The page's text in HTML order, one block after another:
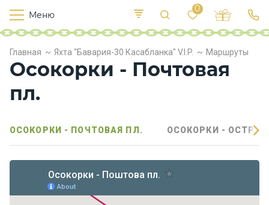
Главная Яхта "Бавария-30 Касабланка" V.I.P. Маршруты
Осокорки - Почтовая
пл.
ОСОКОРКИ - ПОЧТОВАЯ ПЛ. ОСОКОРКИ -
Меню
0
Т
е
л
ы
П
и
т
К
е
в
Р